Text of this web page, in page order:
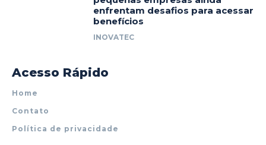
enfrentam desafios para acessar
benefícios
INOVATEC
Acesso Rápido
Home
Contato
Política de privacidade